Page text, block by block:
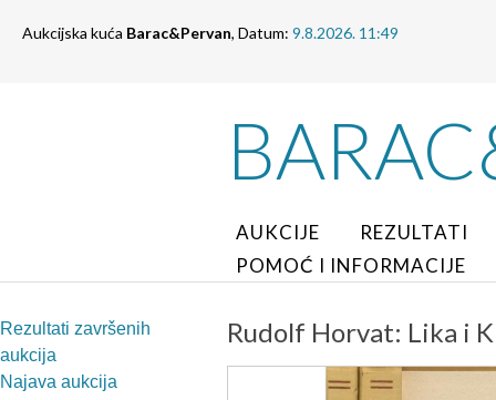
Aukcijska kuća Barac&Pervan, Datum: 9.8.2026. 11:49
AUKCIJE
REZULTATI
POMOĆ I INFORMACIJE
Rezultati završenih
aukcija
Najava aukcija
Rudolf Horvat: Lika i